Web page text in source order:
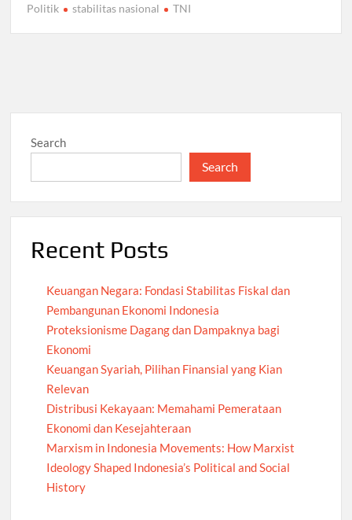
Politik
stabilitas nasional TNI
Search
Search
Recent Posts
Keuangan Negara: Fondasi Stabilitas Fiskal dan
Pembangunan Ekonomi Indonesia
Proteksionisme Dagang dan Dampaknya bagi
Ekonomi
Keuangan Syariah, Pilihan Finansial yang Kian
Relevan
Distribusi Kekayaan: Memahami Pemerataan
Ekonomi dan Kesejahteraan
Marxism in Indonesia Movements: How Marxist
Ideology Shaped Indonesia’s Political and Social
History